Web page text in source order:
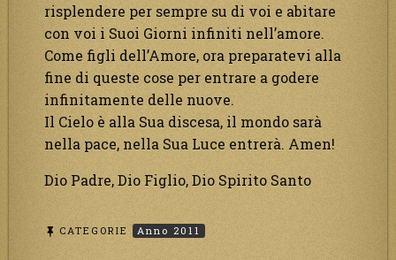
risplendere per sempre su di voi e abitare
con voi i Suoi Giorni infiniti nell’amore.
Come figli dell’Amore, ora preparatevi alla
fine di queste cose per entrare a godere
infinitamente delle nuove.
Il Cielo è alla Sua discesa, il mondo sarà
nella pace, nella Sua Luce entrerà. Amen!
Dio Padre, Dio Figlio, Dio Spirito Santo
CATEGORIE Anno 2011